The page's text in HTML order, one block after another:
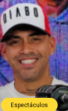
Espectáculos